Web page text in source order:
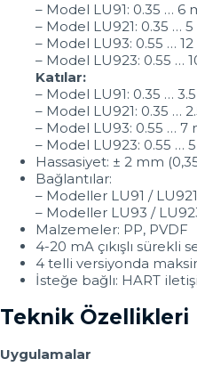
– Model LU91: 0.35 … 6
– Model LU921: 0.35 …
– Model LU93: 0.55 …
– Model LU923: 0.55 …
Katılar:
– Model LU91: 0.35 …
– Model LU921: 0.35 …
– Model LU93: 0.55 … 7
– Model LU923: 0.55 …
Hassasiyet: ± 2 mm
Bağlantılar:
– Modeller LU91 /
– Modeller LU93 /
Malzemeler: PP, PVDF
4-20 mA çıkışlı sürekli
4 telli versiyonda
İsteğe bağlı: HART
Teknik Özellikleri
Uygulamalar